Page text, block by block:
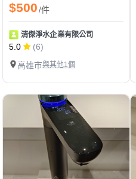
$500/件
清傑淨水企業有限公司
5.0
(6)
高雄市與其他1個